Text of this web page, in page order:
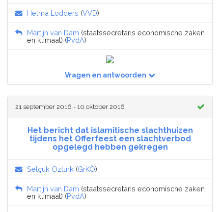
Helma Lodders (VVD)
Martijn van Dam (staatssecretaris economische zaken
en klimaat) (PvdA)
Vragen en antwoorden
21 september 2016 - 10 oktober 2016
Het bericht dat islamitische slachthuizen
tijdens het Offerfeest een slachtverbod
opgelegd hebben gekregen
Selçuk Öztürk (GrKÖ)
Martijn van Dam (staatssecretaris economische zaken
en klimaat) (PvdA)